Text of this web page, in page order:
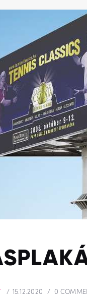
15.12.2020 0